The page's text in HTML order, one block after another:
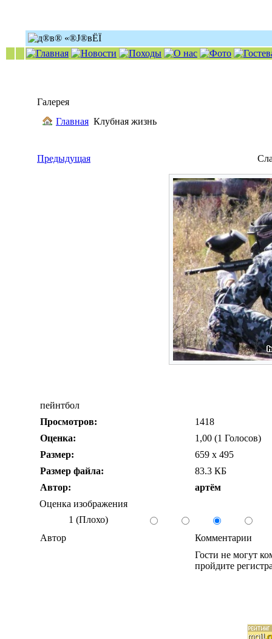
Галерея
Главная Клубная жизнь
Предыдущая
пейнтбол
Просмотров:
1418
Оценка:
1,00 (1 Голосов)
Размер:
659 x 495
Размер файла:
83.3 КБ
Автор:
артём
Оценка изображения
1 (Плохо)
Автор
Комментарии
Гости не могут
пройдите